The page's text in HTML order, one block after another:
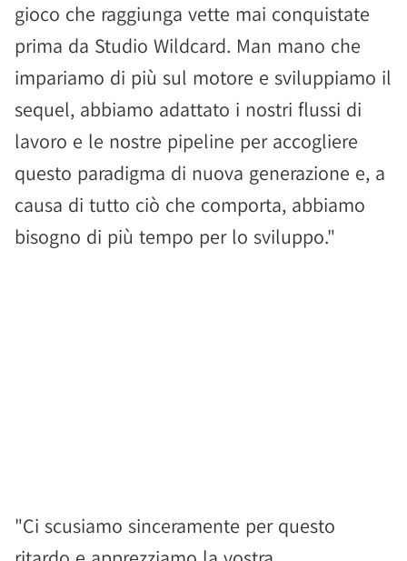
gioco che raggiunga vette mai conquistate
prima da Studio Wildcard. Man mano che
impariamo di più sul motore e sviluppiamo il
sequel, abbiamo adattato i nostri flussi di
lavoro e le nostre pipeline per accogliere
questo paradigma di nuova generazione e, a
causa di tutto ciò che comporta, abbiamo
bisogno di più tempo per lo sviluppo."
"Ci scusiamo sinceramente per questo